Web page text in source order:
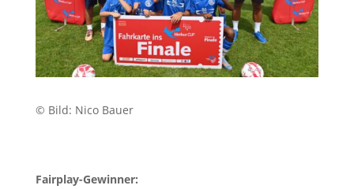
© Bild: Nico Bauer
Fairplay-Gewinner: